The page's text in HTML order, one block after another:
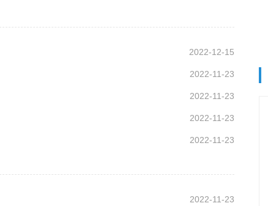
2022-12-15
2022-11-23
2022-11-23
2022-11-23
2022-11-23
2022-11-23